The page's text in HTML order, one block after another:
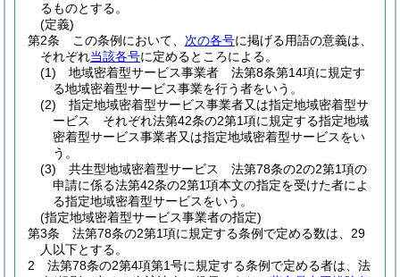
るものとする。
(定義)
第2条
この条例において、 次の各号に掲げる用語の意義は、
それぞれ当該各号に定めるところによる。
(1)
地域密着型サービス事業者 法第8条第14項に規定す
る地域密着型サービス事業を行う者をいう。
(2)
指定地域密着型サービス事業者又は指定地域密着型サ
ービス それぞれ法第42条の2第1項に規定する指定地域
密着型サービス事業者又は指定地域密着型サービスをい
う。
(3)
共生型地域密着型サービス 法第78条の2の2第1項の
申請に係る法第42条の2第1項本文の指定を受けた者によ
る指定地域密着型サービスをいう。
(指定地域密着型サービス事業者の指定)
第3条
法第78条の2第1項に規定する条例で定める数は、29
人以下とする。
2
法第78条の2第4項第1号に規定する条例で定める者は、法